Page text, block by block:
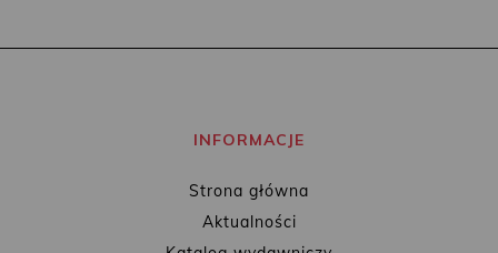
INFORMACJE
Strona główna
Aktualności